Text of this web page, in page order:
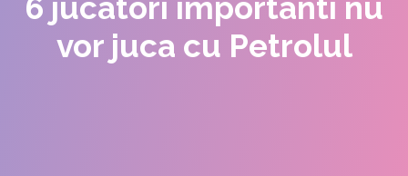
vor juca cu Petrolul